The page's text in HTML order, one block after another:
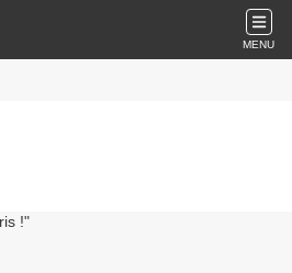
MENU